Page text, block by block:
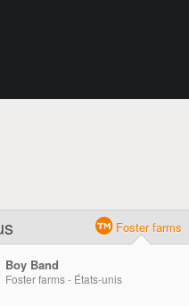
Foster farms
Boy Band
Foster farms - États-unis